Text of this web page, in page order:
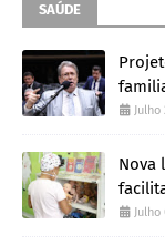
SAÚDE
Nova